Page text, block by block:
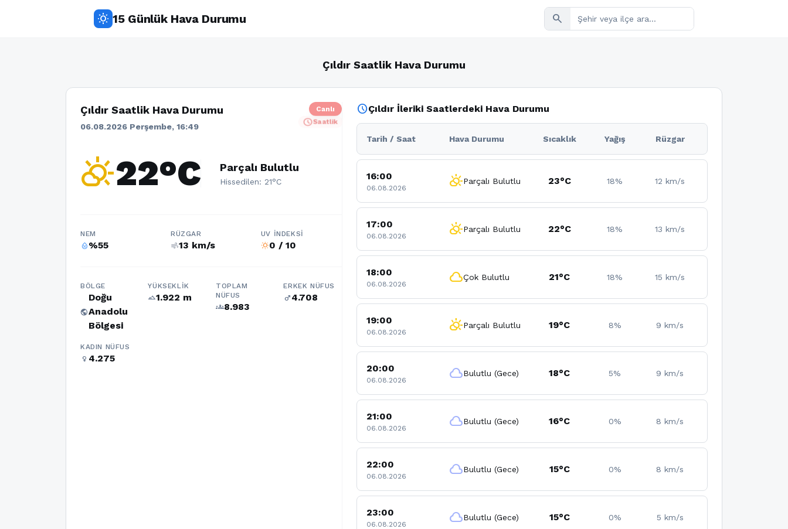
wb_sunny 15 Günlük Hava Durumu search
Çıldır Saatlik Hava Durumu
Çıldır Saatlik Hava Durumu
06.08.2026 Perşembe, 16:49
Canlı
scheduleSaatlik
partly_cloudy_day22°C Parçalı Bulutlu
Hissedilen: 21°C
NEM
humidity_percentage%55
RÜZGAR
air13 km/s
UV İNDEKSI
wb_sunny0 / 10
BÖLGE
public
Doğu
Anadolu
Bölgesi
YÜKSEKLIK
terrain1.922 m
TOPLAM
NÜFUS
groups8.983
ERKEK NÜFUS
male4.708
KADIN NÜFUS
female 4.275
scheduleÇıldır İleriki Saatlerdeki Hava Durumu
Tarih / Saat Hava Durumu Sıcaklık Yağış Rüzgar
16:00
06.08.2026 partly_cloudy_dayParçalı Bulutlu 23°C 18% 12 km/s
17:00
06.08.2026 partly_cloudy_dayParçalı Bulutlu 22°C 18% 13 km/s
18:00
06.08.2026 cloudÇok Bulutlu 21°C 18% 15 km/s
19:00
06.08.2026 partly_cloudy_dayParçalı Bulutlu 19°C 8% 9 km/s
20:00
06.08.2026 cloudBulutlu (Gece) 18°C 5% 9 km/s
21:00
06.08.2026 cloudBulutlu (Gece) 16°C 0% 8 km/s
22:00
06.08.2026 cloudBulutlu (Gece) 15°C 0% 8 km/s
23:00
06.08.2026 cloudBulutlu (Gece) 15°C 0% 5 km/s